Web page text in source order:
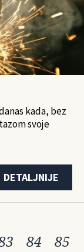
kada, bez
svoje
DETALJNIJE
84
85